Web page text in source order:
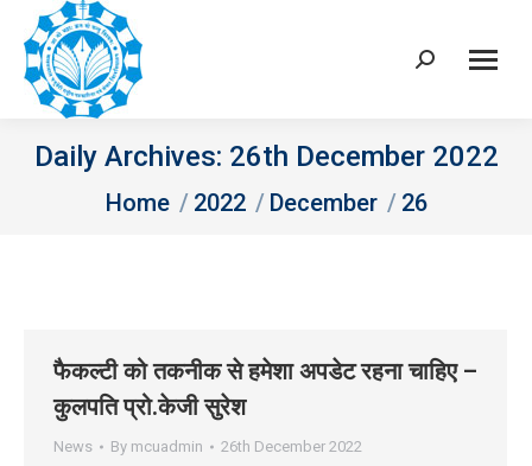
Search:
Daily Archives: 26th December 2022
You are here:
Home 2022 December 26
फैकल्टी को तकनीक से हमेशा अपडेट रहना चाहिए –
कुलपति प्रो.केजी सुरेश
News By mcuadmin 26th December 2022